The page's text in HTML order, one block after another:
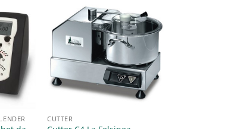
lista
dei
Aggiungi
dei
desideri
CUTTER